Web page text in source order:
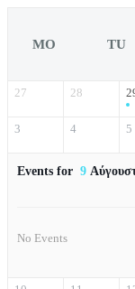
MO TU
27 28
3 4 5
Events for 9
No Events